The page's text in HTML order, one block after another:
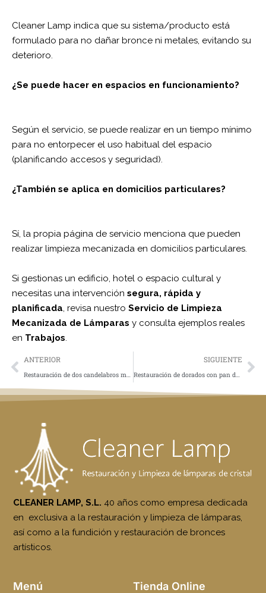
Cleaner Lamp indica que su sistema/producto está
formulado para no dañar bronce ni metales, evitando su
deterioro.
¿Se puede hacer en espacios en funcionamiento?
Según el servicio, se puede realizar en un tiempo mínimo
para no entorpecer el uso habitual del espacio
(planificando accesos y seguridad).
¿También se aplica en domicilios particulares?
Sí, la propia página de servicio menciona que pueden
realizar limpieza mecanizada en domicilios particulares.
Si gestionas un edificio, hotel o espacio cultural y
necesitas una intervención segura, rápida y
planificada, revisa nuestro Servicio de Limpieza
Mecanizada de Lámparas y consulta ejemplos reales
en Trabajos.
ANTERIOR
Restauración de dos candelabros monumentales de bronce. Basílica del Real Monasterio de San Lorenzo de El Escorial
SIGUIENTE
Restauración de dorados con pan de oro: proceso, tiempos y mantenimiento
CLEANER LAMP, S.L. 40 años como empresa dedicada
en exclusiva a la restauración y limpieza de lámparas,
así como a la fundición y restauración de bronces
artísticos.
Menú Tienda Online